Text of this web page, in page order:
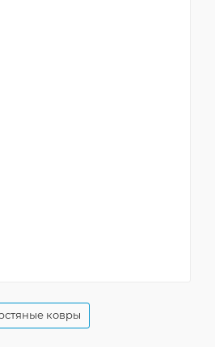
ковры